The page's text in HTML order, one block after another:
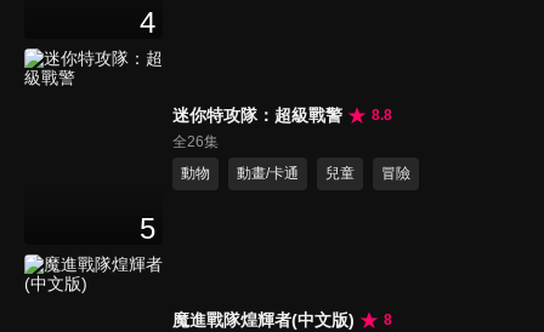
4
5
迷你特攻隊：超級戰警
8.8
全26集
動物
動畫/卡通 兒童 冒險
魔進戰隊煌輝者(中文版)
8